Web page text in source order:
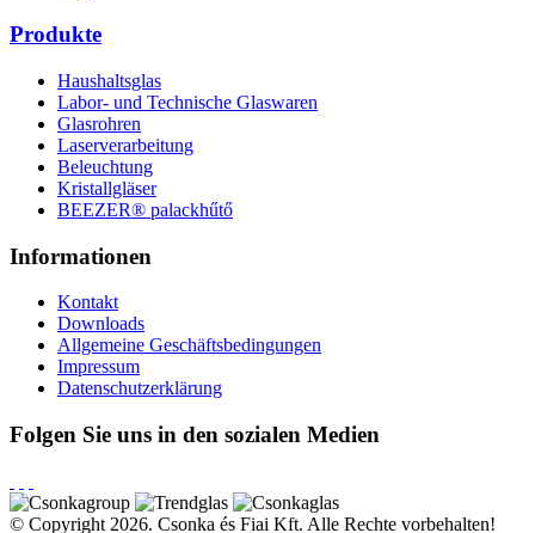
Produkte
Haushaltsglas
Labor- und Technische Glaswaren
Glasrohren
Laserverarbeitung
Beleuchtung
Kristallgläser
BEEZER®︎ palackhűtő
Informationen
Kontakt
Downloads
Allgemeine Geschäftsbedingungen
Impressum
Datenschutzerklärung
Folgen Sie uns in den sozialen Medien
© Copyright 2026. Csonka és Fiai Kft. Alle Rechte vorbehalten!